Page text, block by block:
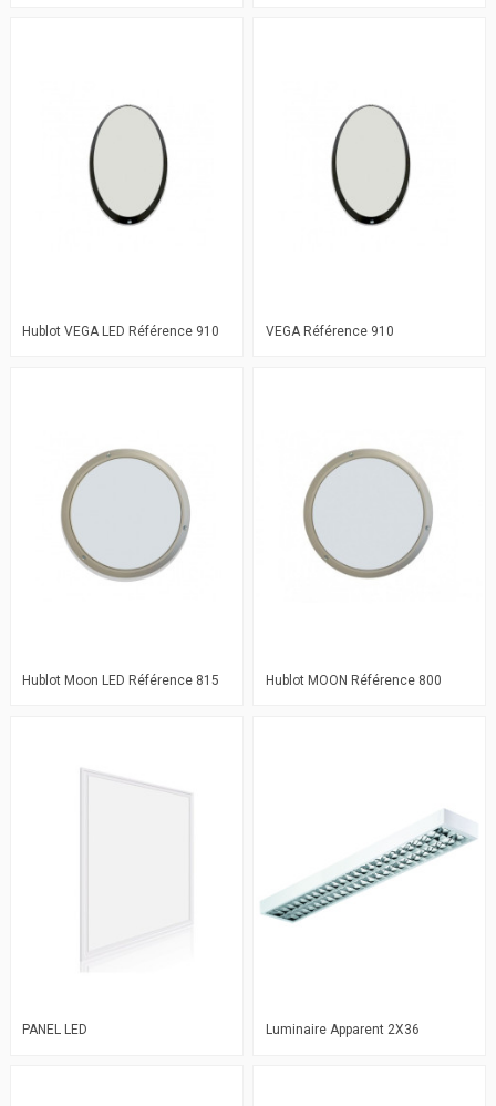
Hublot VEGA LED Référence 910 VEGA Référence 910
Hublot Moon LED Référence 815 Hublot MOON Référence 800
PANEL LED Luminaire Apparent 2X36